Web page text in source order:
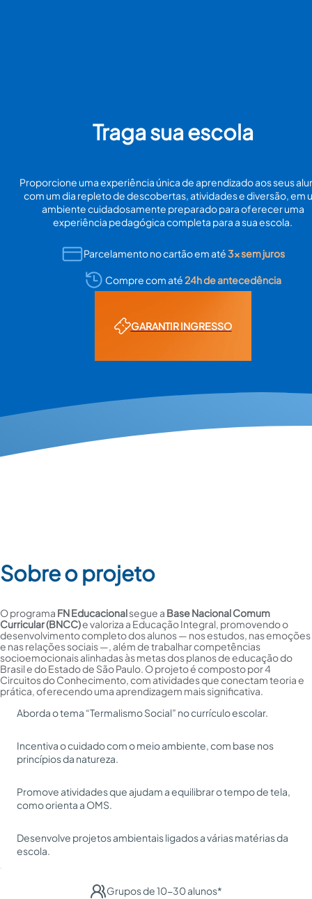
Traga sua escola
Proporcione uma experiência única de aprendizado aos seus
com um dia repleto de descobertas, atividades e diversão, em
ambiente cuidadosamente preparado para oferecer uma
experiência pedagógica completa para a sua escola.
Parcelamento no cartão em até3x sem juros
Compre com até24h de antecedência
GARANTIR INGRESSO
Sobre o projeto
O programa FN Educacionalsegue a Base Nacional Comum
Curricular (BNCC)e valoriza a Educação Integral, promovendo o
desenvolvimento completo dos alunos — nos estudos, nas emoções
e nas relações sociais —, além de trabalhar competências
socioemocionais alinhadas às metas dos planos de educação do
Brasil e do Estado de São Paulo. O projeto é composto por 4
Circuitos do Conhecimento, com atividades que conectam teoria e
prática, oferecendo uma aprendizagem mais significativa.
Aborda o tema “Termalismo Social” no currículo escolar.
Incentiva o cuidado com o meio ambiente, com base nos
princípios da natureza.
Promove atividades que ajudam a equilibrar o tempo de tela,
como orienta a OMS.
Desenvolve projetos ambientais ligados a várias matérias da
escola.
Grupos de 10-30 alunos*